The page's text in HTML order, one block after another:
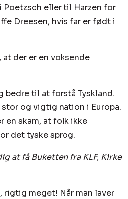
Poetzsch eller til Harzen for
Dreesen, hvis far er født i
der er en voksende
bedre til at forstå Tyskland.
stor og vigtig nation i Europa.
en skam, at folk ikke
det tyske sprog.
at få Buketten fra KLF, Kirke
rigtig meget! Når man laver